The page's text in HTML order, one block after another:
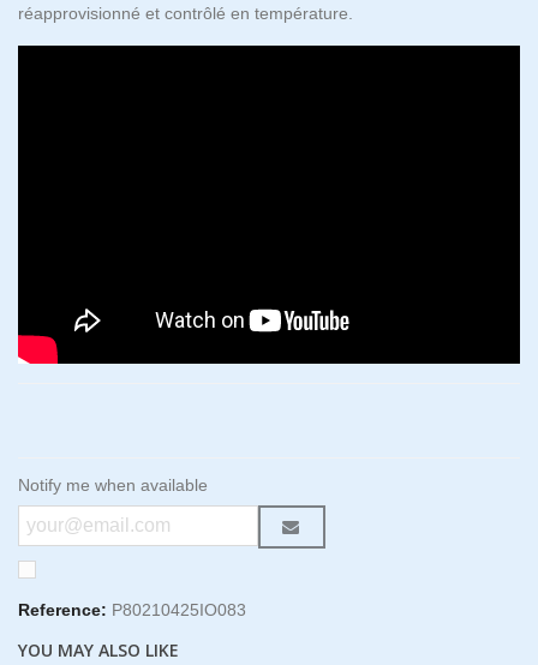
réapprovisionné et contrôlé en température.
Notify me when available
Reference: P80210425IO083
YOU MAY ALSO LIKE